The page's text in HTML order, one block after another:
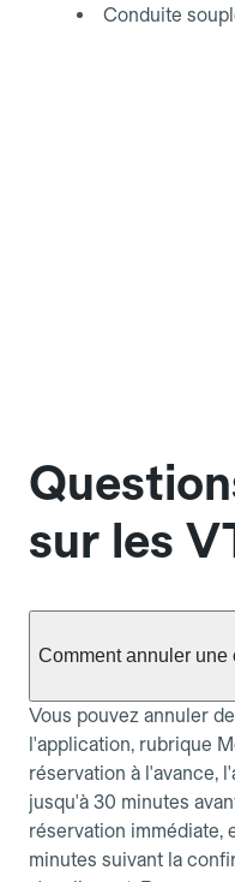
Conduite
sur les
Comment annuler une
Vous pouvez annuler
l'application, rubrique
réservation à l'avance,
jusqu'à 30 minutes
réservation immédiate,
minutes suivant la